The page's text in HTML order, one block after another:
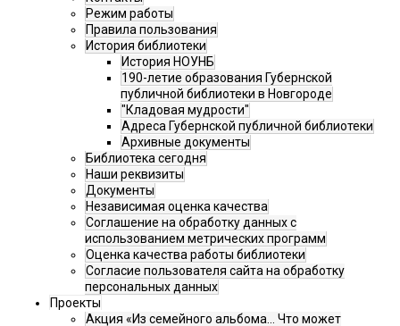
Режим работы
Правила пользования
История библиотеки
История НОУНБ
190-летие образования Губернской
публичной библиотеки в Новгороде
"Кладовая мудрости"
Адреса Губернской публичной библиотеки
Архивные документы
Библиотека сегодня
Наши реквизиты
Документы
Независимая оценка качества
Соглашение на обработку данных с
использованием метрических программ
Оценка качества работы библиотеки
Согласие пользователя сайта на обработку
персональных данных
Проекты
Акция «Из семейного альбома... Что может